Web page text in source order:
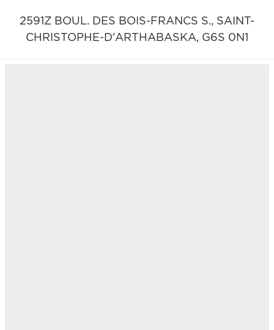
2591Z BOUL. DES BOIS-FRANCS S., SAINT-
CHRISTOPHE-D'ARTHABASKA, G6S 0N1